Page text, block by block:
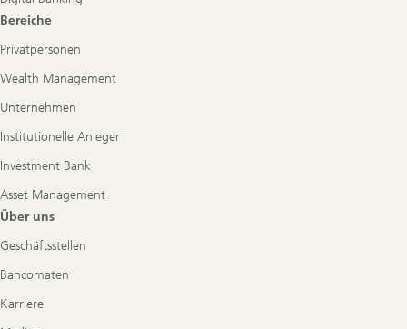
Bereiche
Privatpersonen
Wealth Management
Unternehmen
Institutionelle Anleger
Investment Bank
Asset Management
Über uns
Geschäftsstellen
Bancomaten
Karriere